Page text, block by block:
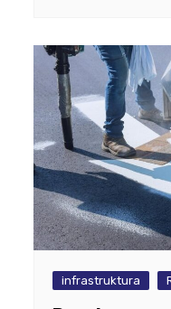
infrastruktura